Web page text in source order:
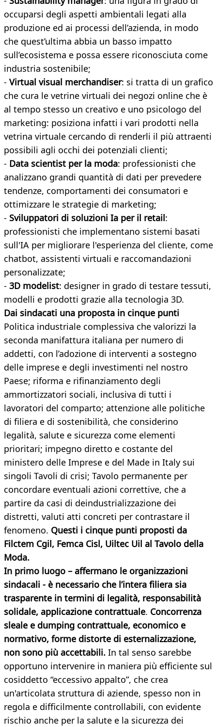
occuparsi degli aspetti ambientali legati alla
produzione ed ai processi dell’azienda, in modo
che quest’ultima abbia un basso impatto
sull’ecosistema e possa essere riconosciuta come
industria sostenibile;
- Virtual visual merchandiser: si tratta di un grafico
che cura le vetrine virtuali dei negozi online che è
al tempo stesso un creativo e uno psicologo del
marketing: posiziona infatti i vari prodotti nella
vetrina virtuale cercando di renderli il più attraenti
possibili agli occhi dei potenziali clienti;
- Data scientist per la moda: professionisti che
analizzano grandi quantità di dati per prevedere
tendenze, comportamenti dei consumatori e
ottimizzare le strategie di marketing;
- Sviluppatori di soluzioni Ia per il retail:
professionisti che implementano sistemi basati
sull'IA per migliorare l'esperienza del cliente, come
chatbot, assistenti virtuali e raccomandazioni
personalizzate;
- 3D modelist: designer in grado di testare tessuti,
modelli e prodotti grazie alla tecnologia 3D.
Dai sindacati una proposta in cinque punti
Politica industriale complessiva che valorizzi la
seconda manifattura italiana per numero di
addetti, con l’adozione di interventi a sostegno
delle imprese e degli investimenti nel nostro
Paese; riforma e rifinanziamento degli
ammortizzatori sociali, inclusiva di tutti i
lavoratori del comparto; attenzione alle politiche
di filiera e di sostenibilità, che considerino
legalità, salute e sicurezza come elementi
prioritari; impegno diretto e costante del
ministero delle Imprese e del Made in Italy sui
singoli Tavoli di crisi; Tavolo permanente per
concordare eventuali azioni correttive, che a
partire da casi di deindustrializzazione dei
distretti, valuti atti concreti per contrastare il
fenomeno. Questi i cinque punti proposti da
Filctem Cgil, Femca Cisl, Uiltec Uil al Tavolo della
Moda.
In primo luogo – affermano le organizzazioni
sindacali - è necessario che l’intera filiera sia
trasparente in termini di legalità, responsabilità
solidale, applicazione contrattuale. Concorrenza
sleale e dumping contrattuale, economico e
normativo, forme distorte di esternalizzazione,
non sono più accettabili. In tal senso sarebbe
opportuno intervenire in maniera più efficiente sul
cosiddetto “eccessivo appalto”, che crea
un'articolata struttura di aziende, spesso non in
regola e difficilmente controllabili, con evidente
rischio anche per la salute e la sicurezza dei